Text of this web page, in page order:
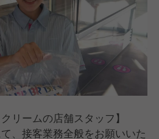
リームの店舗スタッフ】
、接客業務全般をお願いいた